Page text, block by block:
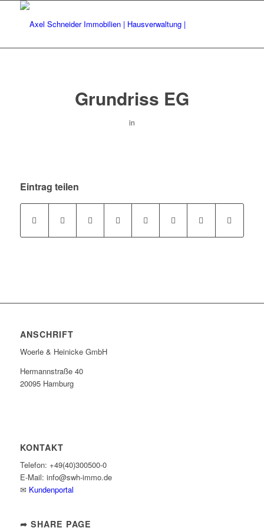
Grundriss EG
in
Eintrag teilen
ANSCHRIFT
Woerle & Heinicke GmbH
Hermannstraße 40
20095 Hamburg
KONTAKT
Telefon: +49(40)300500-0
E-Mail: info@swh-immo.de
✉ Kundenportal
➦ SHARE PAGE